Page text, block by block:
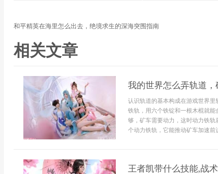
和平精英在海里怎么出去，绝境求生的深海突围指南
相关文章
我的世界怎么弄轨道
认识轨道的基本构成在游戏世界
铁轨，用六个铁锭和一根木棍就
够，矿车需要动力，这时动力铁
个动力铁轨，它能推动矿车加速前
王者凯带什么技能,战